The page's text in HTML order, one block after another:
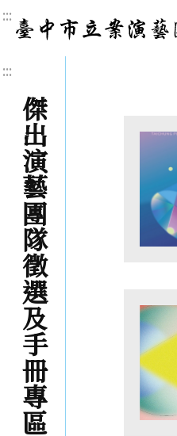
::: 臺中市立
:::
傑出演藝團隊徵選及手冊專區